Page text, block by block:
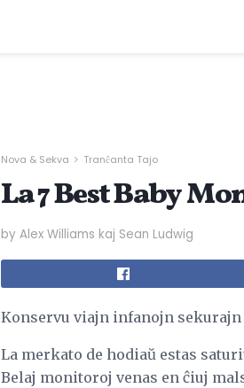
Nova & Sekva Tranĉanta Tajo
La 7 Best Baby
by Alex Williams kaj Sean Ludwig
Konservu viajn infanojn
La merkato de hodiaŭ estas
Belaj monitoroj venas en ĉiuj